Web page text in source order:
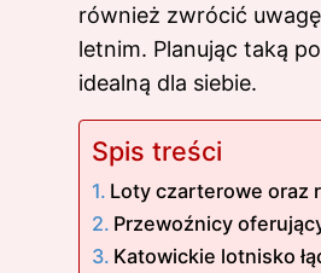
również zwrócić
letnim. Planując taką
idealną dla siebie.
Spis treści
Loty czarterowe oraz
Przewoźnicy
Katowickie lotnisko